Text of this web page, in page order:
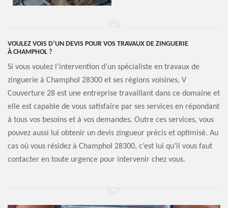
VOULEZ VOIS D’UN DEVIS POUR VOS TRAVAUX DE ZINGUERIE
À CHAMPHOL ?
Si vous voulez l’intervention d’un spécialiste en travaux de
zinguerie à Champhol 28300 et ses régions voisines, V
Couverture 28 est une entreprise travaillant dans ce domaine et
elle est capable de vous satisfaire par ses services en répondant
à tous vos besoins et à vos demandes. Outre ces services, vous
pouvez aussi lui obtenir un devis zingueur précis et optimisé. Au
cas où vous résidez à Champhol 28300, c’est lui qu’il vous faut
contacter en toute urgence pour intervenir chez vous.